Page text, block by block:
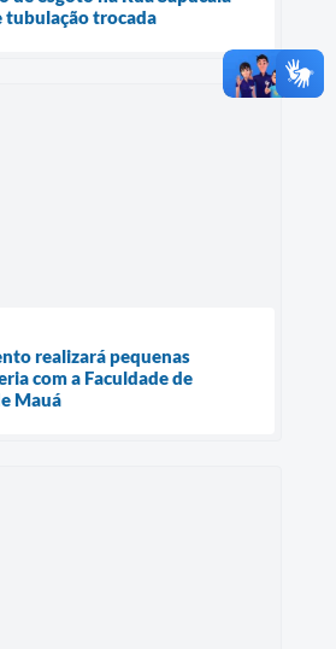
tubulação trocada
realizará pequenas
com a Faculdade de
Mauá